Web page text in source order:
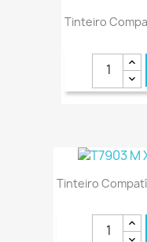
Tinteiro
Tinteiro